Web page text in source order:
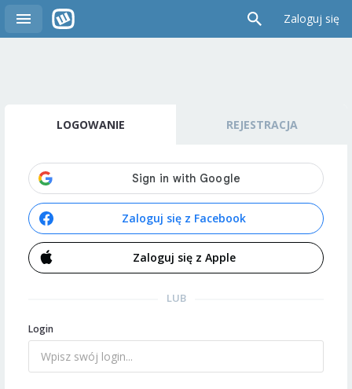
Zaloguj się
LOGOWANIE REJESTRACJA
Zaloguj się z Facebook
Zaloguj się z Apple
LUB
Login